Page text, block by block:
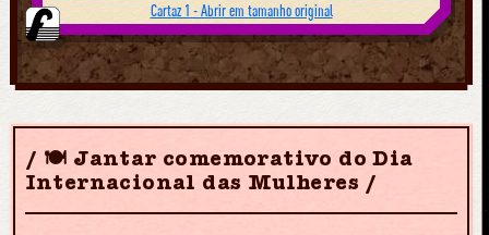
Cartaz 1 - Abrir em tamanho original
🍽 Jantar comemorativo do Dia
Internacional das Mulheres